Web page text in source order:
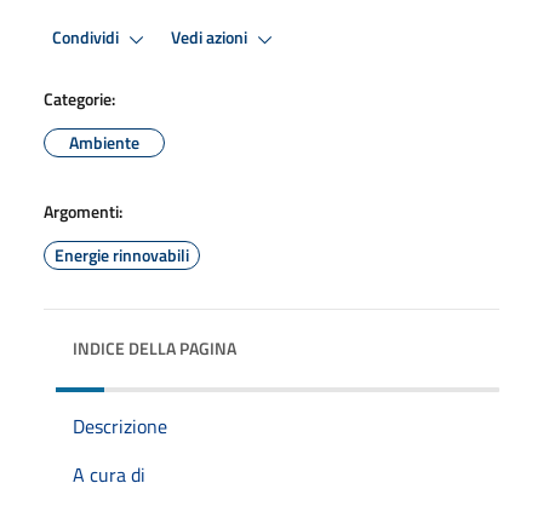
Condividi Vedi azioni
Categorie:
Ambiente
Argomenti:
Energie rinnovabili
INDICE DELLA PAGINA
Descrizione
A cura di